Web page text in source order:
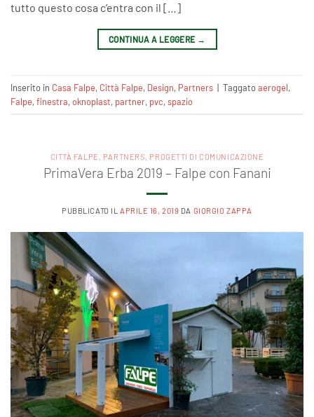
tutto questo cosa c’entra con il […]
CONTINUA A LEGGERE →
Inserito in Casa Falpe, Città Falpe, Design, Partners | Taggatoaerogel,
Falpe,finestra,oknoplast, partner, pvc,spazio
CITTÀ FALPE , PARTNERS, PROGETTI DI COMUNICAZIONE
PrimaVera Erba 2019 – Falpe con Fanani
PUBBLICATO IL APRILE 16, 2019 DA GIORGIO ZAPPA